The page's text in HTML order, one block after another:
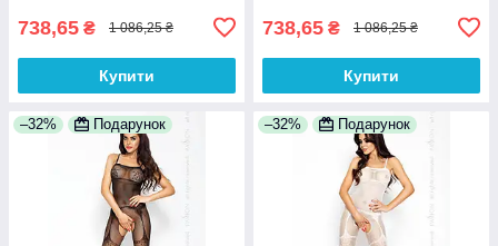
738,65 ₴ 1 086,25 ₴
Купити
738,65 ₴ 1 086,25 ₴
Купити
–32% Подарунок –32% Подарунок